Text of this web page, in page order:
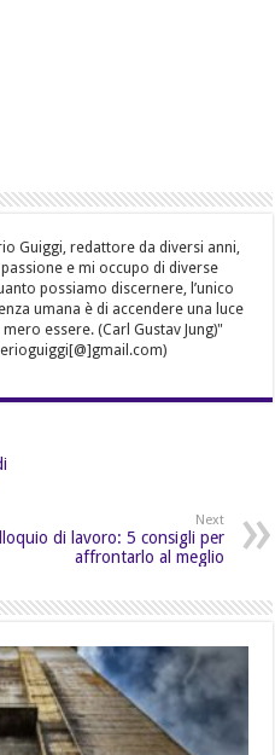
Guiggi, redattore da diversi anni,
e mi occupo di diverse
possiamo discernere, l’unico
umana è di accendere una luce
essere. (Carl Gustav Jung)"
Next
di lavoro: 5 consigli per
affrontarlo al meglio